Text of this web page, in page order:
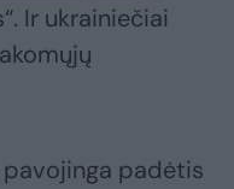
Ir ukrainiečiai
padėtis